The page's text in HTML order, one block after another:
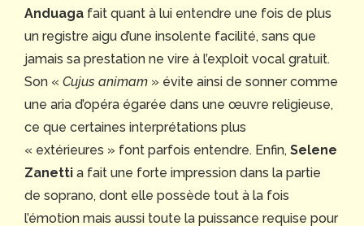
Anduaga fait quant à lui entendre une fois de plus
un registre aigu d’une insolente facilité, sans que
jamais sa prestation ne vire à l’exploit vocal gratuit.
Son « Cujus animam » évite ainsi de sonner comme
une aria d’opéra égarée dans une œuvre religieuse,
ce que certaines interprétations plus
« extérieures » font parfois entendre. Enfin, Selene
Zanetti a fait une forte impression dans la partie
de soprano, dont elle possède tout à la fois
l’émotion mais aussi toute la puissance requise pour